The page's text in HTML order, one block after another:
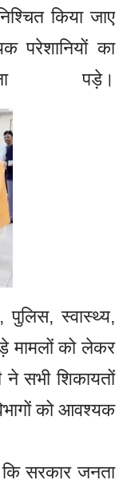
किया जाए
परेशानियों का
पड़े।
पुलिस, स्वास्थ्य,
मामलों को लेकर
सभी शिकायतों
को आवश्यक
सरकार जनता